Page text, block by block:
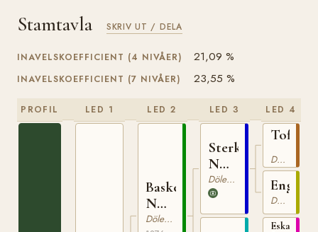
Stamtavla SKRIV UT / DELA
INAVELSKOEFFICIENT (4 NIVÅER) 21,09 %
INAVELSKOEFFICIENT (7 NIVÅER) 23,55 %
PROFIL LED 1 LED 2
Basken
N
194Dölehäst
LED 3
Sterkoder
N
126Dölehäst
LED 4
N
82
Dölehäst
Dölehäst